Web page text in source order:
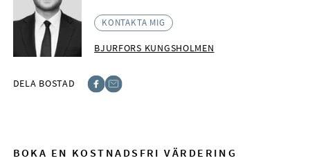
KONTAKTA MIG
BJURFORS KUNGSHOLMEN
DELA BOSTAD
BOKA EN KOSTNADSFRI VÄRDERING